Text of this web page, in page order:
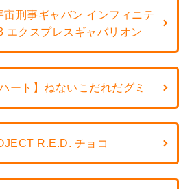
宙刑事ギャバン インフィニテ
エクスプレスギャバリオン
ート】ねないこだれだグミ
R.E.D. チョコ